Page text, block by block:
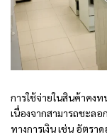
การใช้จ่ายในสินค้าคง
เนื่องจากสามารถชะล
ทางการเงิน เช่น อัตร